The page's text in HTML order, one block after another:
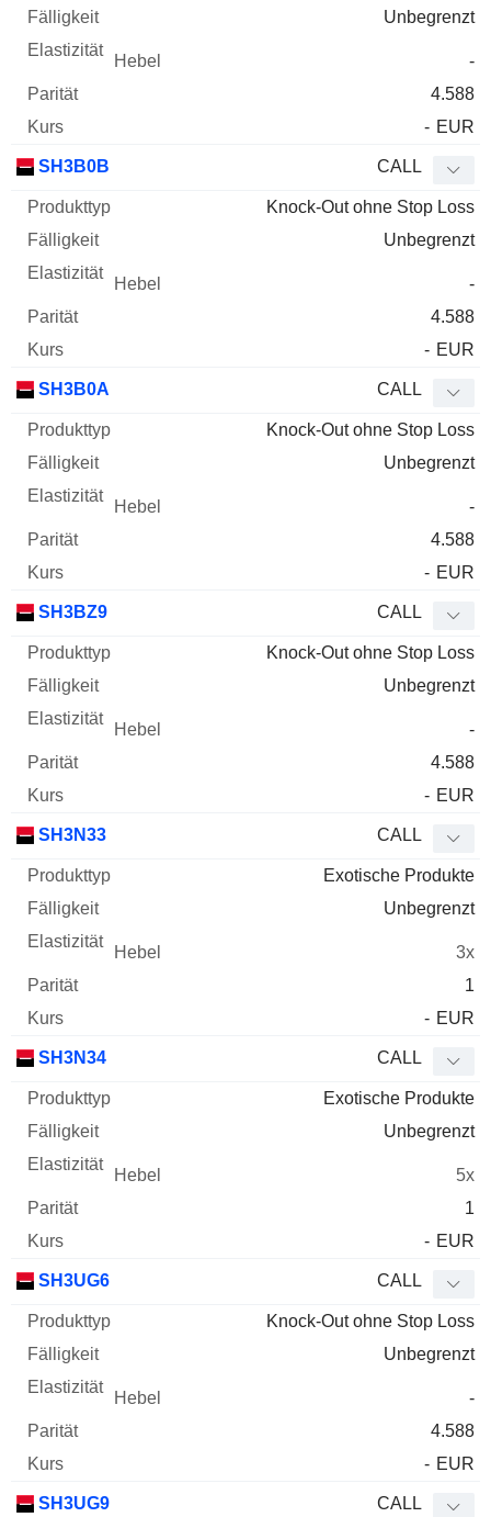
Unbegrenzt
-
4.588
- EUR
SH3B0B CALL
Knock-Out ohne Stop Loss
Unbegrenzt
-
4.588
- EUR
SH3B0A CALL
Knock-Out ohne Stop Loss
Unbegrenzt
-
4.588
- EUR
SH3BZ9 CALL
Knock-Out ohne Stop Loss
Unbegrenzt
-
4.588
- EUR
SH3N33 CALL
Exotische Produkte
Unbegrenzt
3x
1
- EUR
SH3N34 CALL
Exotische Produkte
Unbegrenzt
5x
1
- EUR
SH3UG6 CALL
Knock-Out ohne Stop Loss
Unbegrenzt
-
4.588
- EUR
SH3UG9 CALL